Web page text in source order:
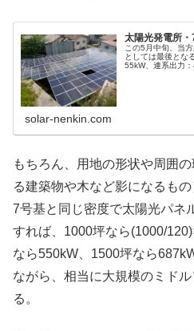
太陽光発電所
この5月中旬、当
としては最後とな
55kW、連系出力
solar-nenkin.com
もちろん、用地の形状や周囲
る建築物や木など影になるも
7号基と同じ密度で太陽光パネ
すれば、1000坪なら(1000/
なら550kW、1500坪なら
ながら、相当に大規模のミド
る。